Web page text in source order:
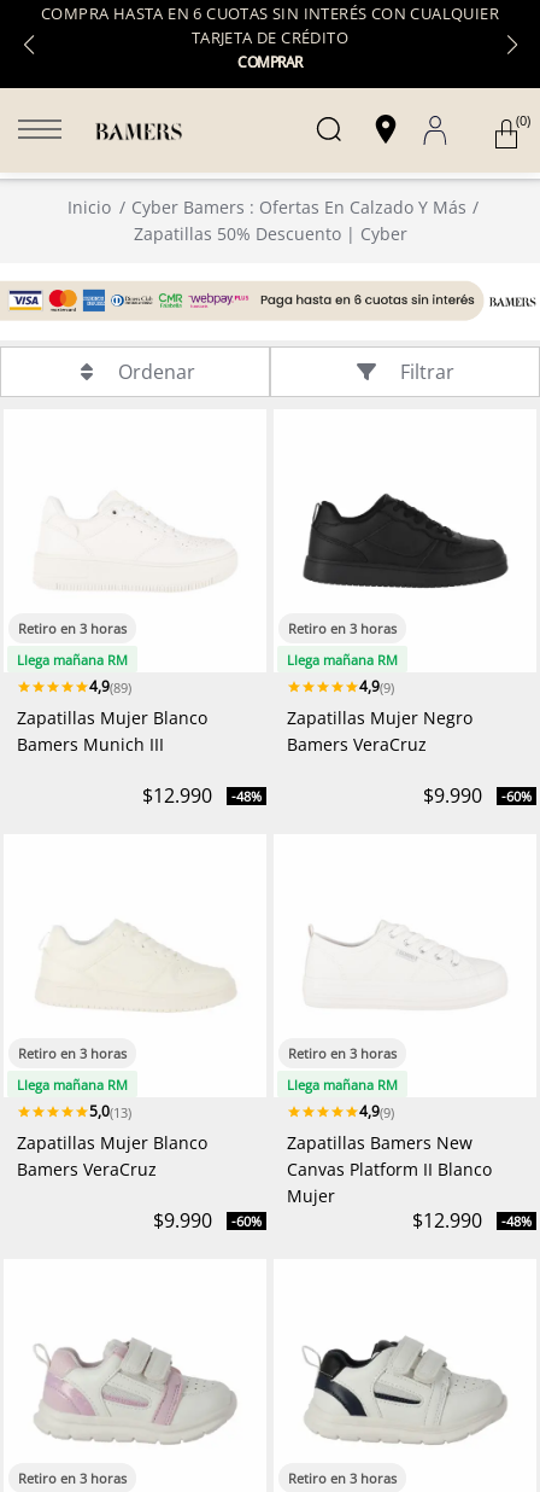
COMPRA HASTA EN 6 CUOTAS SIN INTERÉS CON CUALQUIER
TARJETA DE CRÉDITO
COMPRAR
(0)
Inicio
Cyber Bamers : Ofertas En Calzado Y Más
Zapatillas 50% Descuento | Cyber
Ordenar Filtrar
Retiro en 3 horas
Llega mañana RM
4,9(89)
Zapatillas Mujer Blanco
Bamers Munich III
$12.990 -48%
Retiro en 3 horas
Llega mañana RM
4,9(9)
Zapatillas Mujer Negro
Bamers VeraCruz
$9.990 -60%
Retiro en 3 horas
Llega mañana RM
5,0(13)
Zapatillas Mujer Blanco
Bamers VeraCruz
$9.990 -60%
Retiro en 3 horas
Llega mañana RM
4,9(9)
Zapatillas Bamers New
Canvas Platform II Blanco
Mujer
$12.990 -48%
Retiro en 3 horas
Retiro en 3 horas